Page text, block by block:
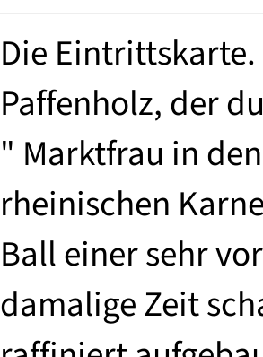
Die
Paffenholz, der
" Marktfrau in
rheinischen
Ball einer sehr
damalige Zeit